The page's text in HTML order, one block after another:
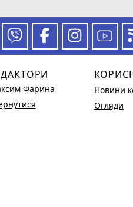
Фарина
Новини
Огляди